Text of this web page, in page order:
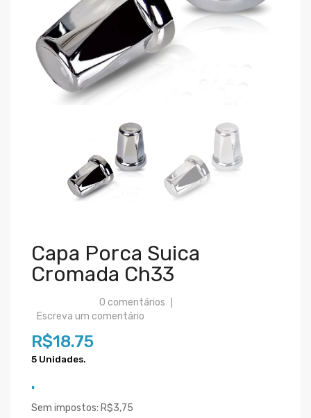
Capa Porca Suica
Cromada Ch33
0 comentários
Escreva um comentário
R$18.75
5 Unidades.
.
Sem impostos: R$3,75